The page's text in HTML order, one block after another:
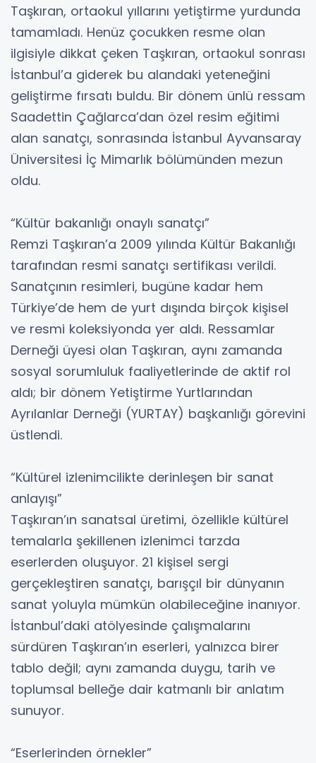
Taşkıran, ortaokul yıllarını yetiştirme yurdunda
tamamladı. Henüz çocukken resme olan
ilgisiyle dikkat çeken Taşkıran, ortaokul sonrası
İstanbul’a giderek bu alandaki yeteneğini
geliştirme fırsatı buldu. Bir dönem ünlü ressam
Saadettin Çağlarca’dan özel resim eğitimi
alan sanatçı, sonrasında İstanbul Ayvansaray
Üniversitesi İç Mimarlık bölümünden mezun
oldu.
“Kültür bakanlığı onaylı sanatçı”
Remzi Taşkıran’a 2009 yılında Kültür Bakanlığı
tarafından resmi sanatçı sertifikası verildi.
Sanatçının resimleri, bugüne kadar hem
Türkiye’de hem de yurt dışında birçok kişisel
ve resmi koleksiyonda yer aldı. Ressamlar
Derneği üyesi olan Taşkıran, aynı zamanda
sosyal sorumluluk faaliyetlerinde de aktif rol
aldı; bir dönem Yetiştirme Yurtlarından
Ayrılanlar Derneği (YURTAY) başkanlığı görevini
üstlendi.
“Kültürel izlenimcilikte derinleşen bir sanat
anlayışı”
Taşkıran’ın sanatsal üretimi, özellikle kültürel
temalarla şekillenen izlenimci tarzda
eserlerden oluşuyor. 21 kişisel sergi
gerçekleştiren sanatçı, barışçıl bir dünyanın
sanat yoluyla mümkün olabileceğine inanıyor.
İstanbul’daki atölyesinde çalışmalarını
sürdüren Taşkıran’ın eserleri, yalnızca birer
tablo değil; aynı zamanda duygu, tarih ve
toplumsal belleğe dair katmanlı bir anlatım
sunuyor.
“Eserlerinden örnekler”